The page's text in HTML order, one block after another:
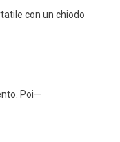
con un chiodo
Poi—